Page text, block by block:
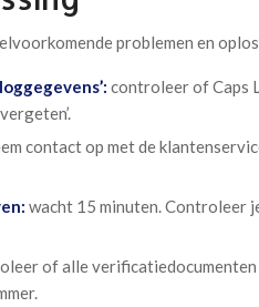
problemen en
controleer of Caps
contact op met de
wacht 15 minuten. Controleer
of alle